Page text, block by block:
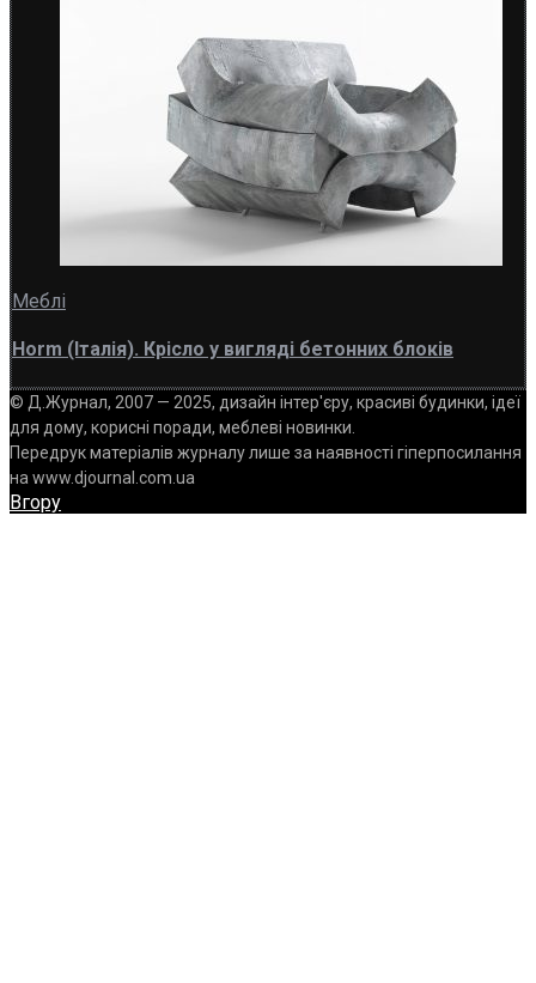
Меблі
Horm (Італія). Крісло у вигляді бетонних блоків
© Д.Журнал, 2007 — 2025, дизайн інтер'єру, красиві будинки, ідеї
для дому, корисні поради, меблеві новинки.
Передрук матеріалів журналу лише за наявності гіперпосилання
на www.djournal.com.ua
Вгору